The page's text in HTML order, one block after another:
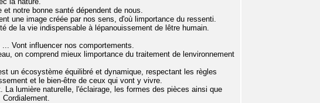
notre bonne santé dépendent de nous.
une image créée par nos sens, d'où limportance du ressenti.
la vie indispensable à lépanouissement de lêtre humain.
Vont influencer nos comportements.
on comprend mieux limportance du traitement de lenvironnement
un écosystème équilibré et dynamique, respectant les règles
et le bien-être de ceux qui vont y vivre.
lumière naturelle, l'éclairage, les formes des pièces ainsi que
Cordialement.